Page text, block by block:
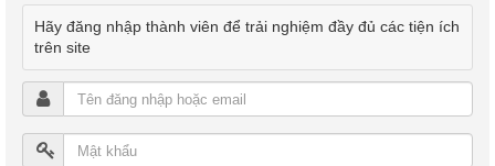
Hãy đăng nhập thành viên để trải nghiệm đầy đủ các tiện ích
trên site